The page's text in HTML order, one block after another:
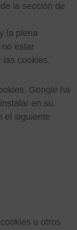
la sección de
la plena
estar
las cookies.
Google ha
en su
el siguiente
u otros